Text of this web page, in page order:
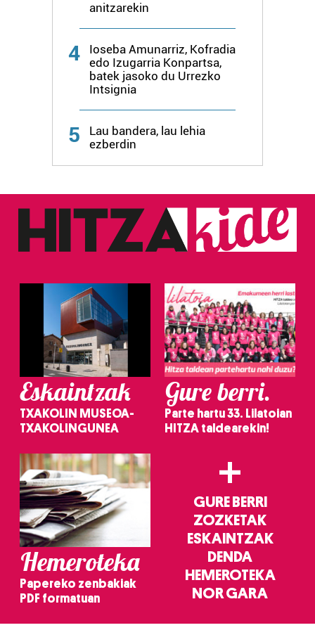
anitzarekin
4
Ioseba Amunarriz, Kofradia
edo Izugarria Konpartsa,
batek jasoko du Urrezko
Intsignia
5
Lau bandera, lau lehia
ezberdin
Eskaintzak
TXAKOLIN MUSEOA-
TXAKOLINGUNEA
Gure berri.
Parte hartu 33. Lilatoian
HITZA taldearekin!
Hemeroteka
Papereko zenbakiak
PDF formatuan
+
GURE BERRI
ZOZKETAK
ESKAINTZAK
DENDA
HEMEROTEKA
NOR GARA